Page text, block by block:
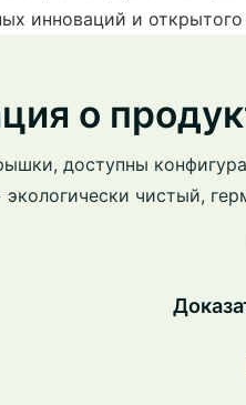
инноваций и открытого
о
доступны
чистый,